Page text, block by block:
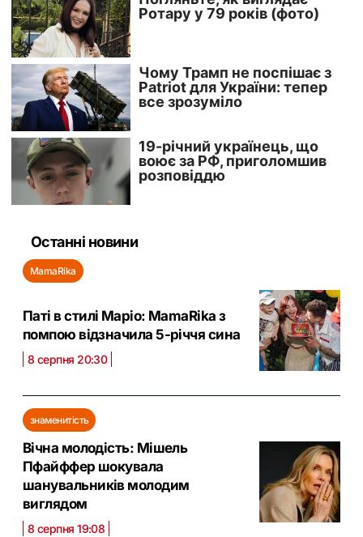
Останні новини
MamaRika
Паті в стилі Маріо: MamaRika з
помпою відзначила 5-річчя сина
8 серпня 20:30
знаменитість
Вічна молодість: Мішель
Пфайффер шокувала
шанувальників молодим
виглядом
8 серпня 19:08